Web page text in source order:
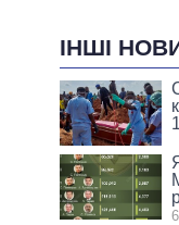
ІНШІ